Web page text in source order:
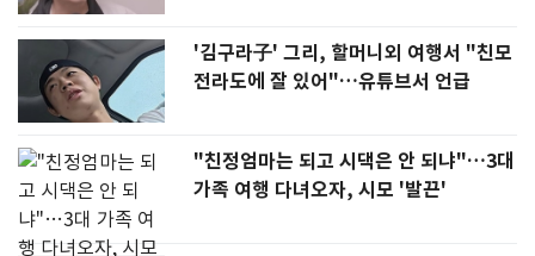
'김구라子' 그리, 할머니외 여행서 "친모
전라도에 잘 있어"…유튜브서 언급
"친정엄마는 되고 시댁은 안 되냐"…3대
가족 여행 다녀오자, 시모 '발끈'